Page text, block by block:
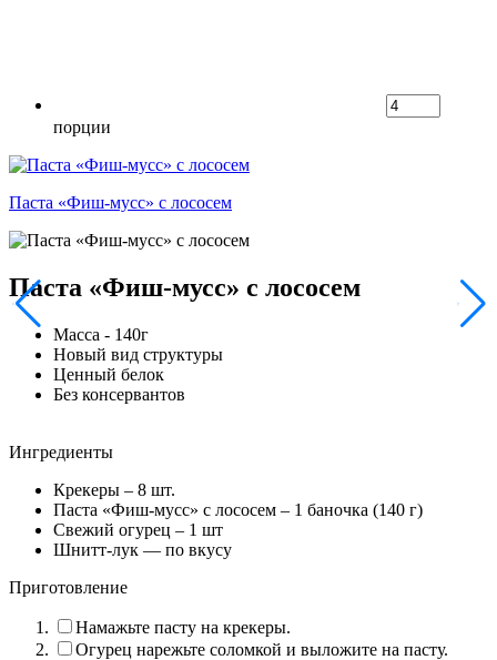
порции
Паста «Фиш-мусс» с лососем
Паста «Фиш-мусс» с лососем
Масса - 140г
Новый вид структуры
Ценный белок
Без консервантов
Ингредиенты
Крекеры – 8 шт.
Паста «Фиш-мусс» с лососем – 1 баночка (140 г)
Свежий огурец – 1 шт
Шнитт-лук — по вкусу
Приготовление
Намажьте пасту на крекеры.
Огурец нарежьте соломкой и выложите на пасту.